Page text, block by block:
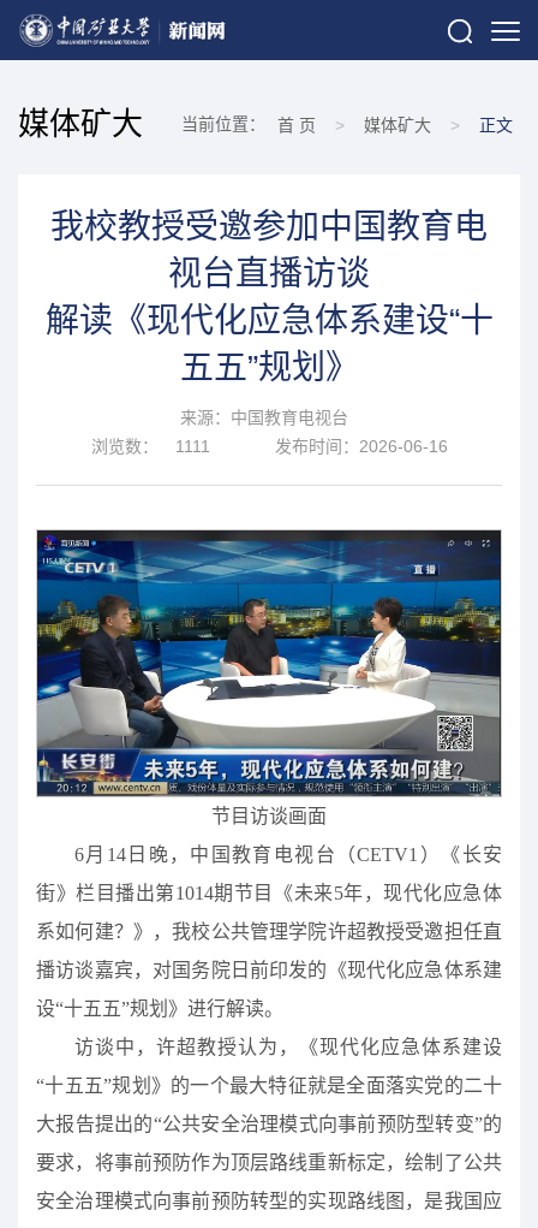
媒体矿大 当前位置： 首 页 > 媒体矿大 > 正文
我校教授受邀参加中国教育电
视台直播访谈
解读《现代化应急体系建设“十
五五”规划》
来源：中国教育电视台
浏览数：
1111 发布时间：2026-06-16
节目访谈画面
6月14日晚，中国教育电视台（CETV1）《长安
街》栏目播出第1014期节目《未来5年，现代化应急体
系如何建？》，我校公共管理学院许超教授受邀担任直
播访谈嘉宾，对国务院日前印发的《现代化应急体系建
设“十五五”规划》进行解读。
访谈中，许超教授认为，《现代化应急体系建设
“十五五”规划》的一个最大特征就是全面落实党的二十
大报告提出的“公共安全治理模式向事前预防型转变”的
要求，将事前预防作为顶层路线重新标定，绘制了公共
安全治理模式向事前预防转型的实现路线图，是我国应